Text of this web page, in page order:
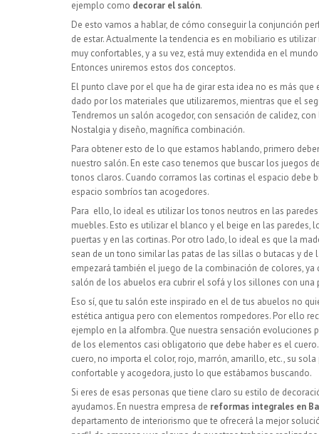
ejemplo como decorar el salón.
De esto vamos a hablar, de cómo conseguir la conjunción
de estar. Actualmente la tendencia es en mobiliario es
muy confortables, y a su vez, está muy extendida en el
Entonces uniremos estos dos conceptos.
El punto clave por el que ha de girar esta idea no es más
dado por los materiales que utilizaremos, mientras que el
Tendremos un salón acogedor, con sensación de calidez,
Nostalgia y diseño, magnífica combinación.
Para obtener esto de lo que estamos hablando, primero
nuestro salón. En este caso tenemos que buscar los juegos
tonos claros. Cuando corramos las cortinas el espacio debe
espacio sombríos tan acogedores.
Para ello, lo ideal es utilizar los tonos neutros en las
muebles. Esto es utilizar el blanco y el beige en las paredes,
puertas y en las cortinas. Por otro lado, lo ideal es que la
sean de un tono similar las patas de las sillas o butacas y
empezará también el juego de la combinación de colores,
salón de los abuelos era cubrir el sofá y los sillones con una
Eso sí, que tu salón este inspirado en el de tus abuelos no
estética antigua pero con elementos rompedores. Por ello
ejemplo en la alfombra. Que nuestra sensación
de los elementos casi obligatorio que debe haber es el
cuero, no importa el color, rojo, marrón, amarillo, etc., su
confortable y acogedora, justo lo que estábamos buscando.
Si eres de esas personas que tiene claro su estilo de
ayudamos. En nuestra empresa de reformas integrales en
departamento de interiorismo que te ofrecerá la mejor